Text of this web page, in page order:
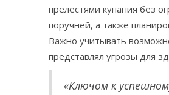
прелестями купания без
поручней, а также
Важно учитывать
представлял угрозы для
«Ключом к